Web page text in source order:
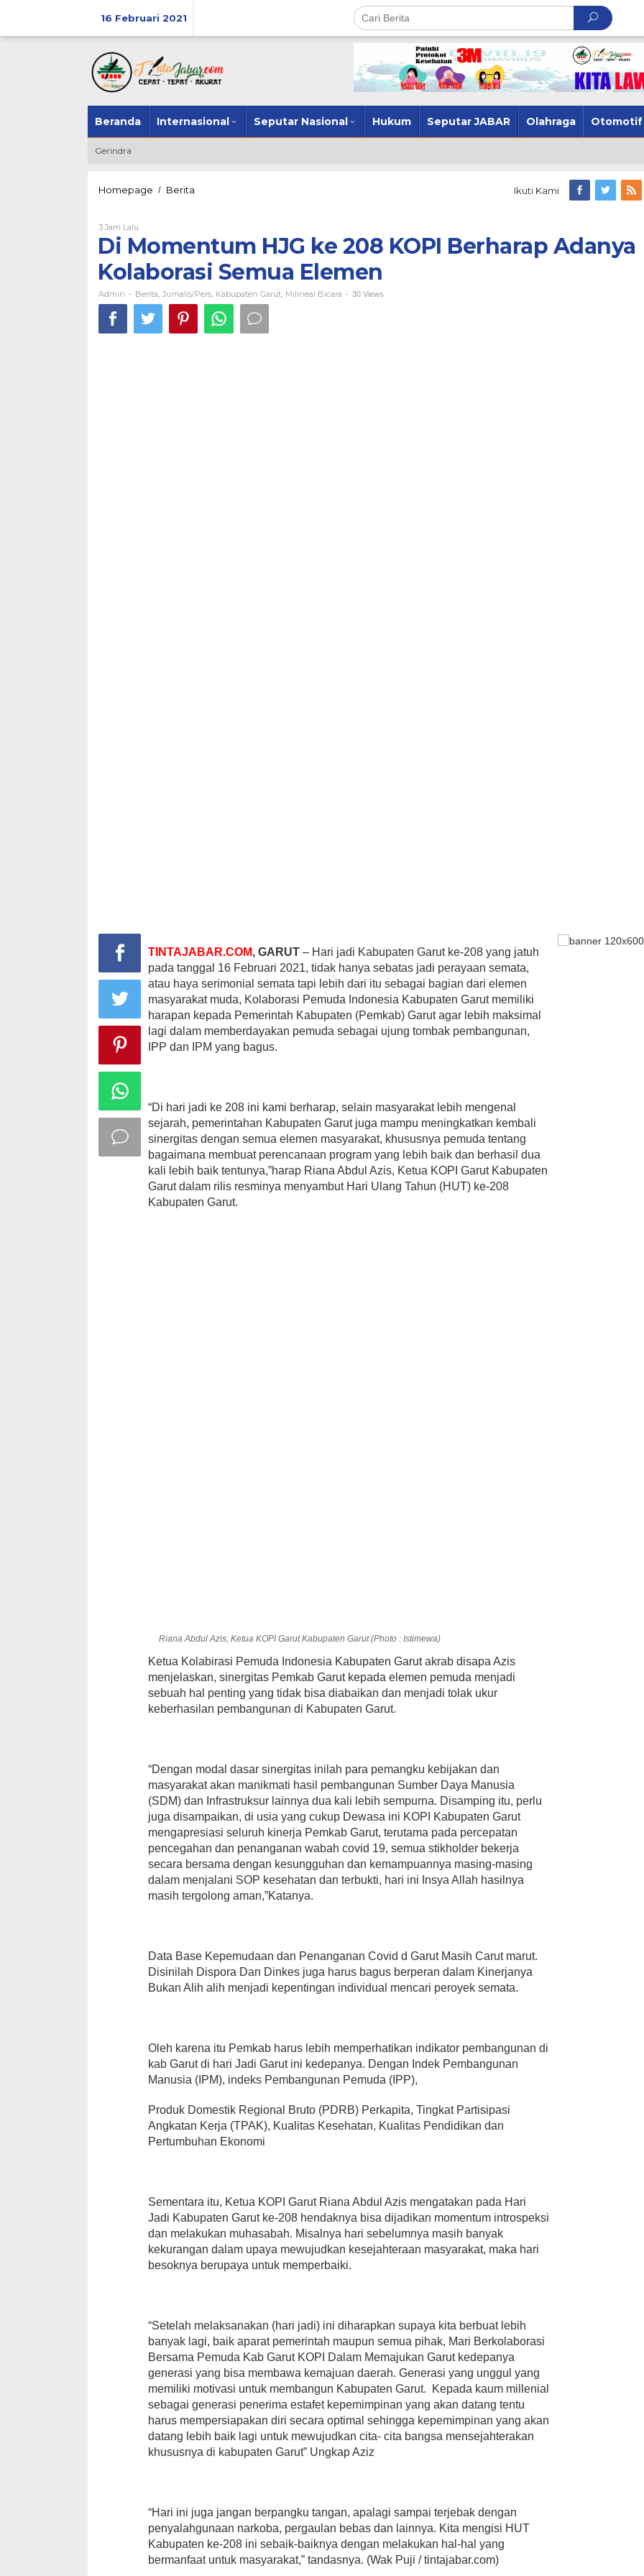
16 Februari 2021
Beranda Internasional Seputar Nasional Hukum Seputar JABAR Olahraga Otomotif
Gerindra
Homepage / Berita
208
KOPI
Berharap
Adanya
Kolaborasi
Semua
Elemen
Ikuti Kami
3 Jam Lalu
Admin
Di Momentum HJG ke 208 KOPI Berharap Adanya
Kolaborasi Semua Elemen
Admin - Berita Jurnalis/pers Kabupaten Garut Milineal Bicara - 30 Views
TINTAJABAR.COM, GARUT – Hari jadi Kabupaten Garut ke-208 yang jatuh
pada tanggal 16 Februari 2021, tidak hanya sebatas jadi perayaan semata,
atau haya serimonial semata tapi lebih dari itu sebagai bagian dari elemen
masyarakat muda, Kolaborasi Pemuda Indonesia Kabupaten Garut memiliki
harapan kepada Pemerintah Kabupaten (Pemkab) Garut agar lebih maksimal
lagi dalam memberdayakan pemuda sebagai ujung tombak pembangunan,
IPP dan IPM yang bagus.
“Di hari jadi ke 208 ini kami berharap, selain masyarakat lebih mengenal
sejarah, pemerintahan Kabupaten Garut juga mampu meningkatkan kembali
sinergitas dengan semua elemen masyarakat, khususnya pemuda tentang
bagaimana membuat perencanaan program yang lebih baik dan berhasil dua
kali lebih baik tentunya,”harap Riana Abdul Azis, Ketua KOPI Garut Kabupaten
Garut dalam rilis resminya menyambut Hari Ulang Tahun (HUT) ke-208
Kabupaten Garut.
Riana Abdul Azis, Ketua KOPI Garut Kabupaten Garut (Photo : Istimewa)
Ketua Kolabirasi Pemuda Indonesia Kabupaten Garut akrab disapa Azis
menjelaskan, sinergitas Pemkab Garut kepada elemen pemuda menjadi
sebuah hal penting yang tidak bisa diabaikan dan menjadi tolak ukur
keberhasilan pembangunan di Kabupaten Garut.
“Dengan modal dasar sinergitas inilah para pemangku kebijakan dan
masyarakat akan manikmati hasil pembangunan Sumber Daya Manusia
(SDM) dan Infrastruksur lainnya dua kali lebih sempurna. Disamping itu, perlu
juga disampaikan, di usia yang cukup Dewasa ini KOPI Kabupaten Garut
mengapresiasi seluruh kinerja Pemkab Garut, terutama pada percepatan
pencegahan dan penanganan wabah covid 19, semua stikholder bekerja
secara bersama dengan kesungguhan dan kemampuannya masing-masing
dalam menjalani SOP kesehatan dan terbukti, hari ini Insya Allah hasilnya
masih tergolong aman,”Katanya.
Data Base Kepemudaan dan Penanganan Covid d Garut Masih Carut marut.
Disinilah Dispora Dan Dinkes juga harus bagus berperan dalam Kinerjanya
Bukan Alih alih menjadi kepentingan individual mencari peroyek semata.
Oleh karena itu Pemkab harus lebih memperhatikan indikator pembangunan di
kab Garut di hari Jadi Garut ini kedepanya. Dengan Indek Pembangunan
Manusia (IPM), indeks Pembangunan Pemuda (IPP),
Produk Domestik Regional Bruto (PDRB) Perkapita, Tingkat Partisipasi
Angkatan Kerja (TPAK), Kualitas Kesehatan, Kualitas Pendidikan dan
Pertumbuhan Ekonomi
Sementara itu, Ketua KOPI Garut Riana Abdul Azis mengatakan pada Hari
Jadi Kabupaten Garut ke-208 hendaknya bisa dijadikan momentum introspeksi
dan melakukan muhasabah. Misalnya hari sebelumnya masih banyak
kekurangan dalam upaya mewujudkan kesejahteraan masyarakat, maka hari
besoknya berupaya untuk memperbaiki.
“Setelah melaksanakan (hari jadi) ini diharapkan supaya kita berbuat lebih
banyak lagi, baik aparat pemerintah maupun semua pihak, Mari Berkolaborasi
Bersama Pemuda Kab Garut KOPI Dalam Memajukan Garut kedepanya
generasi yang bisa membawa kemajuan daerah. Generasi yang unggul yang
memiliki motivasi untuk membangun Kabupaten Garut. Kepada kaum millenial
sebagai generasi penerima estafet kepemimpinan yang akan datang tentu
harus mempersiapakan diri secara optimal sehingga kepemimpinan yang akan
datang lebih baik lagi untuk mewujudkan cita- cita bangsa mensejahterakan
khususnya di kabupaten Garut” Ungkap Aziz
“Hari ini juga jangan berpangku tangan, apalagi sampai terjebak dengan
penyalahgunaan narkoba, pergaulan bebas dan lainnya. Kita mengisi HUT
Kabupaten ke-208 ini sebaik-baiknya dengan melakukan hal-hal yang
bermanfaat untuk masyarakat,” tandasnya. (Wak Puji / tintajabar.com)